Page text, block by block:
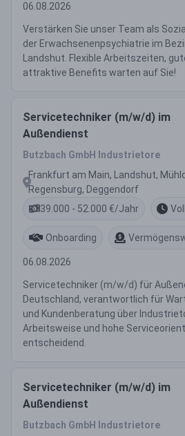
06.08.2026
Verstärken Sie unser Team als
der Erwachsenenpsychiatrie im
Landshut. Flexible Arbeitszeiten,
attraktive Benefits warten auf Sie!
Servicetechniker (m/w/d) im
Außendienst
Butzbach GmbH Industrietore
Frankfurt am Main, Landshut,
Regensburg, Deggendorf
39.000 - 52.000 €/Jahr
Onboarding
06.08.2026
Servicetechniker (m/w/d) für
Deutschland, verantwortlich für
und Kundenberatung über
Arbeitsweise und hohe
entscheidend.
Servicetechniker (m/w/d) im
Außendienst
Butzbach GmbH Industrietore